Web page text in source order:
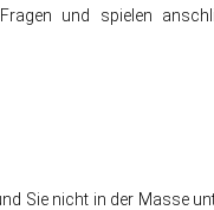
und spielen
Sie nicht in der Masse